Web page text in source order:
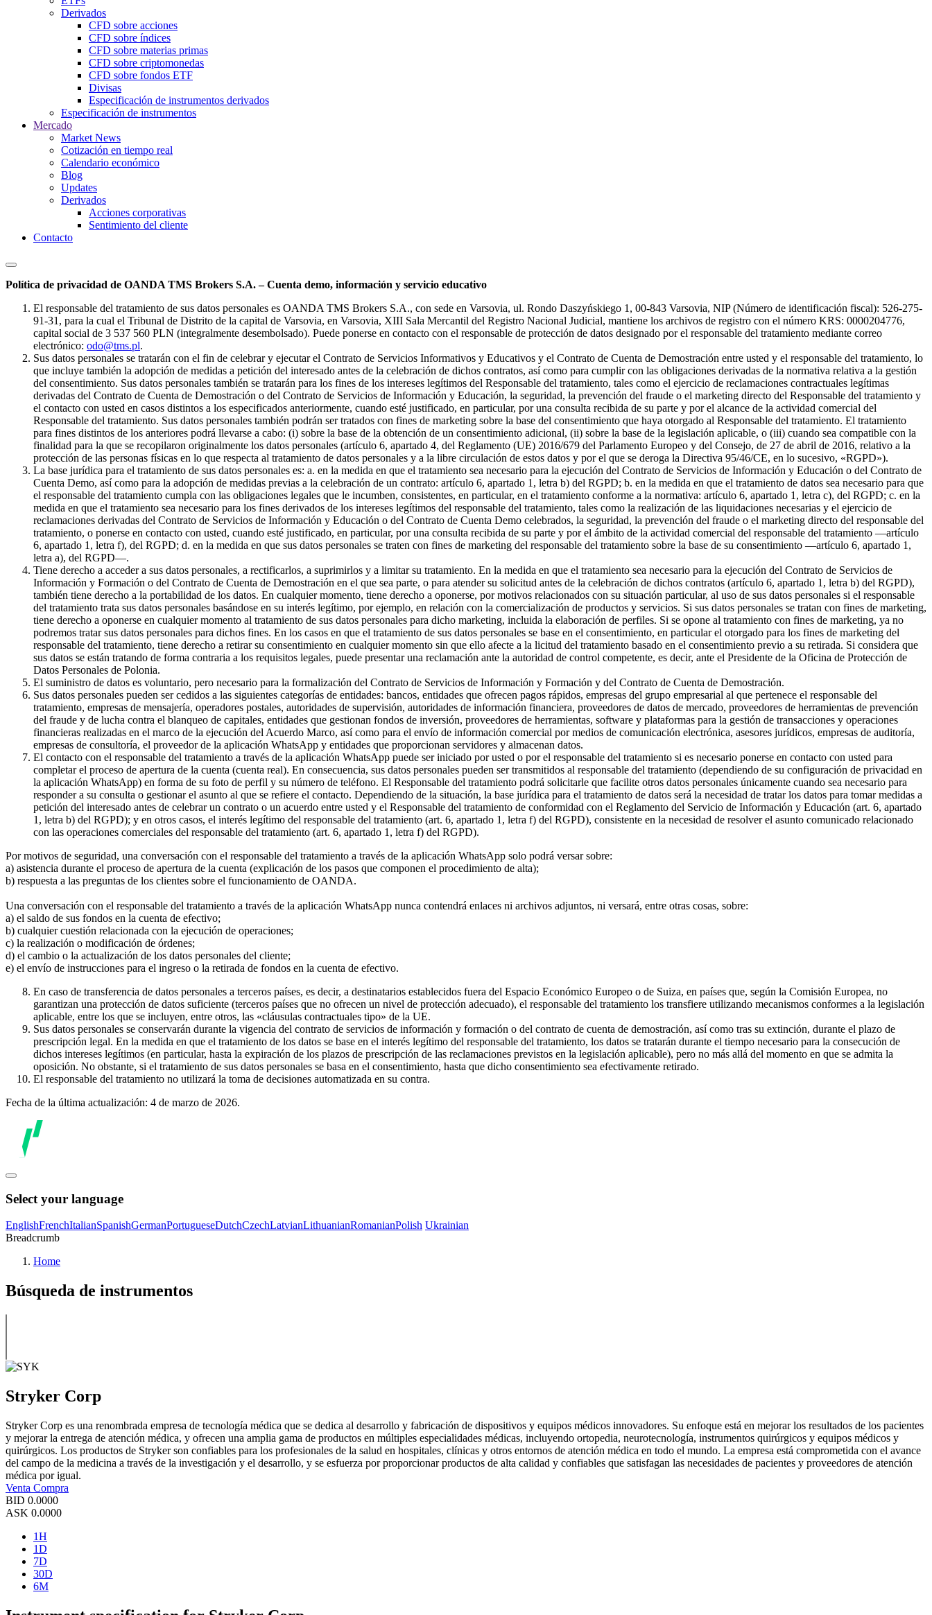
Derivados
CFD sobre acciones
CFD sobre índices
CFD sobre materias primas
CFD sobre criptomonedas
CFD sobre fondos ETF
Divisas
Especificación de instrumentos derivados
Especificación de instrumentos
Mercado
Market News
Cotización en tiempo real
Calendario económico
Blog
Updates
Derivados
Acciones corporativas
Sentimiento del cliente
Contacto
Política de privacidad de OANDA TMS Brokers S.A. – Cuenta demo, información y servicio educativo
El responsable del tratamiento de sus datos personales es OANDA TMS Brokers S.A., con sede en Varsovia, ul. Rondo Daszyńskiego 1, 00-843 Varsovia, NIP (Número de identificación fiscal): 526-275-
91-31, para la cual el Tribunal de Distrito de la capital de Varsovia, en Varsovia, XIII Sala Mercantil del Registro Nacional Judicial, mantiene los archivos de registro con el número KRS: 0000204776,
capital social de 3 537 560 PLN (integralmente desembolsado). Puede ponerse en contacto con el responsable de protección de datos designado por el responsable del tratamiento mediante correo
electrónico: odo@tms.pl.
Sus datos personales se tratarán con el fin de celebrar y ejecutar el Contrato de Servicios Informativos y Educativos y el Contrato de Cuenta de Demostración entre usted y el responsable del tratamiento, lo
que incluye también la adopción de medidas a petición del interesado antes de la celebración de dichos contratos, así como para cumplir con las obligaciones derivadas de la normativa relativa a la gestión
del consentimiento. Sus datos personales también se tratarán para los fines de los intereses legítimos del Responsable del tratamiento, tales como el ejercicio de reclamaciones contractuales legítimas
derivadas del Contrato de Cuenta de Demostración o del Contrato de Servicios de Información y Educación, la seguridad, la prevención del fraude o el marketing directo del Responsable del tratamiento y
el contacto con usted en casos distintos a los especificados anteriormente, cuando esté justificado, en particular, por una consulta recibida de su parte y por el alcance de la actividad comercial del
Responsable del tratamiento. Sus datos personales también podrán ser tratados con fines de marketing sobre la base del consentimiento que haya otorgado al Responsable del tratamiento. El tratamiento
para fines distintos de los anteriores podrá llevarse a cabo: (i) sobre la base de la obtención de un consentimiento adicional, (ii) sobre la base de la legislación aplicable, o (iii) cuando sea compatible con la
finalidad para la que se recopilaron originalmente los datos personales (artículo 6, apartado 4, del Reglamento (UE) 2016/679 del Parlamento Europeo y del Consejo, de 27 de abril de 2016, relativo a la
protección de las personas físicas en lo que respecta al tratamiento de datos personales y a la libre circulación de estos datos y por el que se deroga la Directiva 95/46/CE, en lo sucesivo, «RGPD»).
La base jurídica para el tratamiento de sus datos personales es: a. en la medida en que el tratamiento sea necesario para la ejecución del Contrato de Servicios de Información y Educación o del Contrato de
Cuenta Demo, así como para la adopción de medidas previas a la celebración de un contrato: artículo 6, apartado 1, letra b) del RGPD; b. en la medida en que el tratamiento de datos sea necesario para que
el responsable del tratamiento cumpla con las obligaciones legales que le incumben, consistentes, en particular, en el tratamiento conforme a la normativa: artículo 6, apartado 1, letra c), del RGPD; c. en la
medida en que el tratamiento sea necesario para los fines derivados de los intereses legítimos del responsable del tratamiento, tales como la realización de las liquidaciones necesarias y el ejercicio de
reclamaciones derivadas del Contrato de Servicios de Información y Educación o del Contrato de Cuenta Demo celebrados, la seguridad, la prevención del fraude o el marketing directo del responsable del
tratamiento, o ponerse en contacto con usted, cuando esté justificado, en particular, por una consulta recibida de su parte y por el ámbito de la actividad comercial del responsable del tratamiento —artículo
6, apartado 1, letra f), del RGPD; d. en la medida en que sus datos personales se traten con fines de marketing del responsable del tratamiento sobre la base de su consentimiento —artículo 6, apartado 1,
letra a), del RGPD—.
Tiene derecho a acceder a sus datos personales, a rectificarlos, a suprimirlos y a limitar su tratamiento. En la medida en que el tratamiento sea necesario para la ejecución del Contrato de Servicios de
Información y Formación o del Contrato de Cuenta de Demostración en el que sea parte, o para atender su solicitud antes de la celebración de dichos contratos (artículo 6, apartado 1, letra b) del RGPD),
también tiene derecho a la portabilidad de los datos. En cualquier momento, tiene derecho a oponerse, por motivos relacionados con su situación particular, al uso de sus datos personales si el responsable
del tratamiento trata sus datos personales basándose en su interés legítimo, por ejemplo, en relación con la comercialización de productos y servicios. Si sus datos personales se tratan con fines de marketing,
tiene derecho a oponerse en cualquier momento al tratamiento de sus datos personales para dicho marketing, incluida la elaboración de perfiles. Si se opone al tratamiento con fines de marketing, ya no
podremos tratar sus datos personales para dichos fines. En los casos en que el tratamiento de sus datos personales se base en el consentimiento, en particular el otorgado para los fines de marketing del
responsable del tratamiento, tiene derecho a retirar su consentimiento en cualquier momento sin que ello afecte a la licitud del tratamiento basado en el consentimiento previo a su retirada. Si considera que
sus datos se están tratando de forma contraria a los requisitos legales, puede presentar una reclamación ante la autoridad de control competente, es decir, ante el Presidente de la Oficina de Protección de
Datos Personales de Polonia.
El suministro de datos es voluntario, pero necesario para la formalización del Contrato de Servicios de Información y Formación y del Contrato de Cuenta de Demostración.
Sus datos personales pueden ser cedidos a las siguientes categorías de entidades: bancos, entidades que ofrecen pagos rápidos, empresas del grupo empresarial al que pertenece el responsable del
tratamiento, empresas de mensajería, operadores postales, autoridades de supervisión, autoridades de información financiera, proveedores de datos de mercado, proveedores de herramientas de prevención
del fraude y de lucha contra el blanqueo de capitales, entidades que gestionan fondos de inversión, proveedores de herramientas, software y plataformas para la gestión de transacciones y operaciones
financieras realizadas en el marco de la ejecución del Acuerdo Marco, así como para el envío de información comercial por medios de comunicación electrónica, asesores jurídicos, empresas de auditoría,
empresas de consultoría, el proveedor de la aplicación WhatsApp y entidades que proporcionan servidores y almacenan datos.
El contacto con el responsable del tratamiento a través de la aplicación WhatsApp puede ser iniciado por usted o por el responsable del tratamiento si es necesario ponerse en contacto con usted para
completar el proceso de apertura de la cuenta (cuenta real). En consecuencia, sus datos personales pueden ser transmitidos al responsable del tratamiento (dependiendo de su configuración de privacidad en
la aplicación WhatsApp) en forma de su foto de perfil y su número de teléfono. El Responsable del tratamiento podrá solicitarle que facilite otros datos personales únicamente cuando sea necesario para
responder a su consulta o gestionar el asunto al que se refiere el contacto. Dependiendo de la situación, la base jurídica para el tratamiento de datos será la necesidad de tratar los datos para tomar medidas a
petición del interesado antes de celebrar un contrato o un acuerdo entre usted y el Responsable del tratamiento de conformidad con el Reglamento del Servicio de Información y Educación (art. 6, apartado
1, letra b) del RGPD); y en otros casos, el interés legítimo del responsable del tratamiento (art. 6, apartado 1, letra f) del RGPD), consistente en la necesidad de resolver el asunto comunicado relacionado
con las operaciones comerciales del responsable del tratamiento (art. 6, apartado 1, letra f) del RGPD).
Por motivos de seguridad, una conversación con el responsable del tratamiento a través de la aplicación WhatsApp solo podrá versar sobre:
a) asistencia durante el proceso de apertura de la cuenta (explicación de los pasos que componen el procedimiento de alta);
b) respuesta a las preguntas de los clientes sobre el funcionamiento de OANDA.
Una conversación con el responsable del tratamiento a través de la aplicación WhatsApp nunca contendrá enlaces ni archivos adjuntos, ni versará, entre otras cosas, sobre:
a) el saldo de sus fondos en la cuenta de efectivo;
b) cualquier cuestión relacionada con la ejecución de operaciones;
c) la realización o modificación de órdenes;
d) el cambio o la actualización de los datos personales del cliente;
e) el envío de instrucciones para el ingreso o la retirada de fondos en la cuenta de efectivo.
En caso de transferencia de datos personales a terceros países, es decir, a destinatarios establecidos fuera del Espacio Económico Europeo o de Suiza, en países que, según la Comisión Europea, no
garantizan una protección de datos suficiente (terceros países que no ofrecen un nivel de protección adecuado), el responsable del tratamiento los transfiere utilizando mecanismos conformes a la legislación
aplicable, entre los que se incluyen, entre otros, las «cláusulas contractuales tipo» de la UE.
Sus datos personales se conservarán durante la vigencia del contrato de servicios de información y formación o del contrato de cuenta de demostración, así como tras su extinción, durante el plazo de
prescripción legal. En la medida en que el tratamiento de los datos se base en el interés legítimo del responsable del tratamiento, los datos se tratarán durante el tiempo necesario para la consecución de
dichos intereses legítimos (en particular, hasta la expiración de los plazos de prescripción de las reclamaciones previstos en la legislación aplicable), pero no más allá del momento en que se admita la
oposición. No obstante, si el tratamiento de sus datos personales se basa en el consentimiento, hasta que dicho consentimiento sea efectivamente retirado.
El responsable del tratamiento no utilizará la toma de decisiones automatizada en su contra.
Fecha de la última actualización: 4 de marzo de 2026.
Select your language
EnglishFrenchItalianSpanishGermanPortugueseDutchCzechLatvianLithuanianRomanianPolish Ukrainian
Breadcrumb
Home
Búsqueda de instrumentos
Stryker Corp
Stryker Corp es una renombrada empresa de tecnología médica que se dedica al desarrollo y fabricación de dispositivos y equipos médicos innovadores. Su enfoque está en mejorar los resultados de los pacientes
y mejorar la entrega de atención médica, y ofrecen una amplia gama de productos en múltiples especialidades médicas, incluyendo ortopedia, neurotecnología, instrumentos quirúrgicos y equipos médicos y
quirúrgicos. Los productos de Stryker son confiables para los profesionales de la salud en hospitales, clínicas y otros entornos de atención médica en todo el mundo. La empresa está comprometida con el avance
del campo de la medicina a través de la investigación y el desarrollo, y se esfuerza por proporcionar productos de alta calidad y confiables que satisfagan las necesidades de pacientes y proveedores de atención
médica por igual.
Venta Compra
BID 0.0000
ASK 0.0000
1H
1D
7D
30D
6M